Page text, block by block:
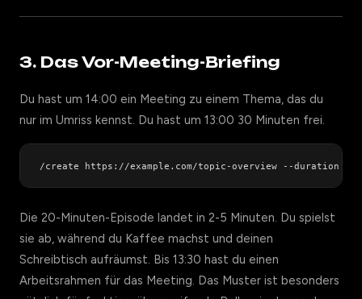
3. Das Vor-Meeting-Briefing
Du hast um 14:00 ein Meeting zu einem Thema, das du
nur im Umriss kennst. Du hast um 13:00 30 Minuten frei.
Die 20-Minuten-Episode landet in 2-5 Minuten. Du spielst
sie ab, während du Kaffee machst und deinen
Schreibtisch aufräumst. Bis 13:30 hast du einen
Arbeitsrahmen für das Meeting. Das Muster ist besonders